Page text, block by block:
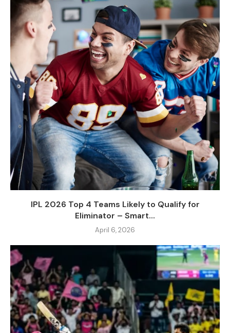
IPL 2026 Top 4 Teams Likely to Qualify for
Eliminator – Smart...
April 6, 2026